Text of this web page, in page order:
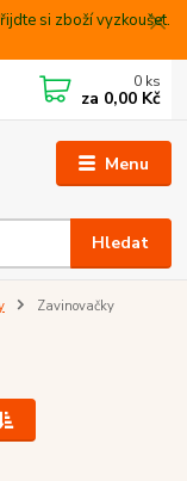
si zboží vyzkoušet.
Menu
Hledat
0 ks
za 0,00 Kč
Zavinovačky